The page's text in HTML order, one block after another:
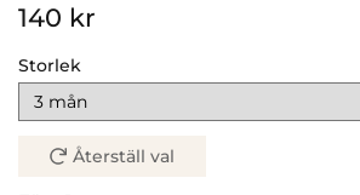
140 kr
Storlek
Återställ val